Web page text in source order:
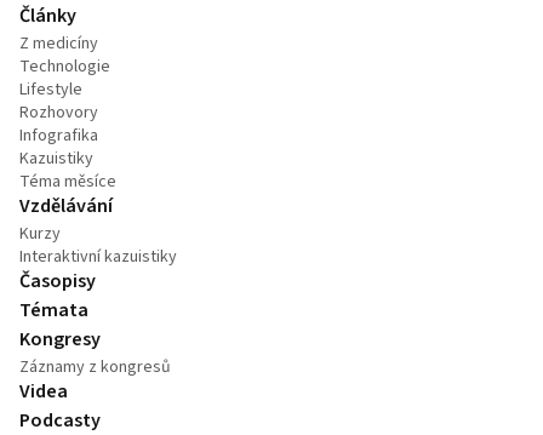
Články
Z medicíny
Technologie
Lifestyle
Rozhovory
Infografika
Kazuistiky
Téma měsíce
Vzdělávání
Kurzy
Interaktivní kazuistiky
Časopisy
Témata
Kongresy
Záznamy z kongresů
Videa
Podcasty